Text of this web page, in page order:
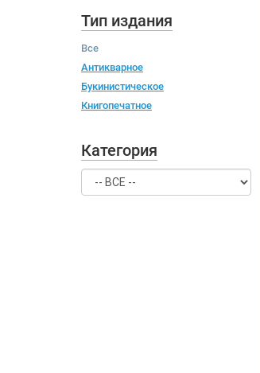
Тип издания
Все
Антикварное
Букинистическое
Книгопечатное
Категория